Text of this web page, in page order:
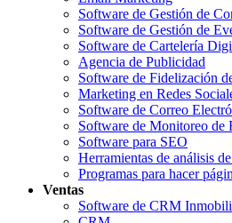
Software de Gestión de
Software de Gestión de
Software de Cartelería
Agencia de Publicidad
Software de Fidelización
Marketing en Redes
Software de Correo
Software de Monitoreo de
Software para SEO
Herramientas de análisis
Programas para hacer
Ventas
Software de CRM